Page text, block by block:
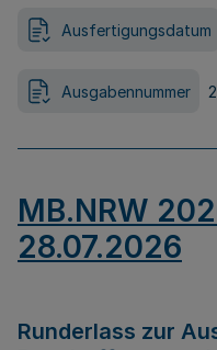
Ausfertigungsdatum
Ausgabennummer
MB.NRW
28.07.2026
Runderlass zur